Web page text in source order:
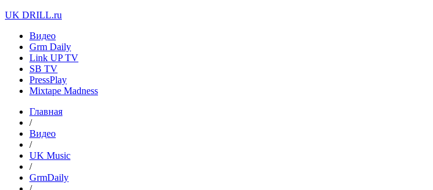
UK DRILL.ru
Видео
Grm Daily
Link UP TV
SB TV
PressPlay
Mixtape Madness
Главная
/
Видео
/
UK Music
/
GrmDaily